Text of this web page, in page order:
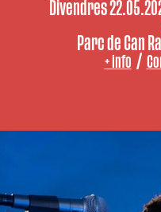
Divendres
Parc de Can
+ info /